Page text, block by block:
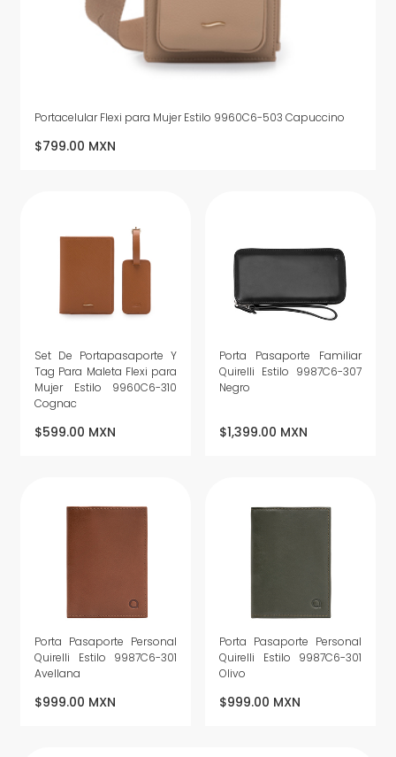
Portacelular Flexi para Mujer Estilo 9960C6-503 Capuccino
$799.00 MXN
Set De Portapasaporte Y
Tag Para Maleta Flexi para
Mujer Estilo 9960C6-310
Cognac
$599.00 MXN
Porta Pasaporte Familiar
Quirelli Estilo 9987C6-307
Negro
$1,399.00 MXN
Porta Pasaporte Personal
Quirelli Estilo 9987C6-301
Avellana
$999.00 MXN
Porta Pasaporte Personal
Quirelli Estilo 9987C6-301
Olivo
$999.00 MXN